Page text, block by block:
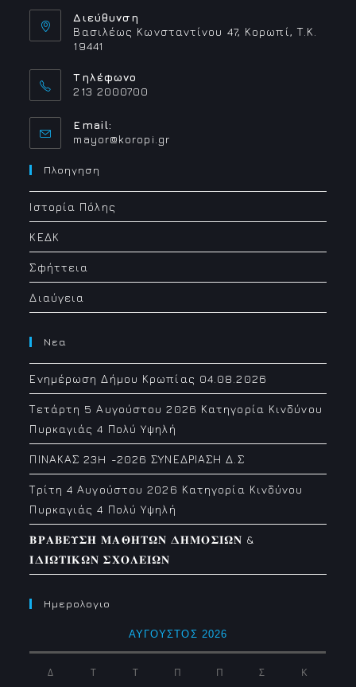
Διεύθυνση
Βασιλέως Κωνσταντίνου 47, Κορωπί, Τ.Κ.
19441
Τηλέφωνο
213 2000700
Email:
mayor@koropi.grOpens
Πλοηγηση
Ιστορία Πόλης
ΚΕΔΚ
Σφήττεια
Διαύγεια
Νεα
Ενημέρωση Δήμου Κρωπίας 04.08.2026
Τετάρτη 5 Αυγούστου 2026 Κατηγορία Κινδύνου
Πυρκαγιάς 4 Πολύ Υψηλή
ΠΙΝΑΚΑΣ 23H -2026 ΣΥΝΕΔΡΙΑΣΗ Δ.Σ
Τρίτη 4 Αυγούστου 2026 Κατηγορία Κινδύνου
Πυρκαγιάς 4 Πολύ Υψηλή
𝚩𝚸𝚨𝚩𝚬𝚼𝚺𝚮 𝚳𝚨𝚯𝚮𝚻𝛀𝚴 𝚫𝚮𝚳𝚶𝚺𝚰𝛀𝚴 &
𝚰𝚫𝚰𝛀𝚻𝚰𝚱𝛀𝚴 𝚺𝚾𝚶𝚲𝚬𝚰𝛀𝚴
Ημερολογιο
ΑΎΓΟΥΣΤΟΣ 2026
Δ Τ Τ Π Π Σ Κ